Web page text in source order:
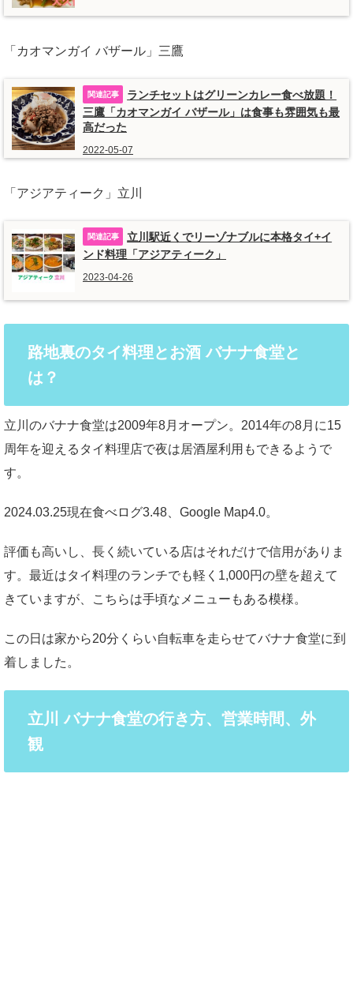
「カオマンガイ バザール」三鷹
ランチセットはグリーンカレー食べ放題！
三鷹「カオマンガイ バザール」は食事も雰囲気も最
高だった
2022-05-07
「アジアティーク」立川
立川駅近くでリーゾナブルに本格タイ+イ
ンド料理「アジアティーク」
2023-04-26
路地裏のタイ料理とお酒 バナナ食堂と
は？
立川のバナナ食堂は2009年8月オープン。2014年の8月に15
周年を迎えるタイ料理店で夜は居酒屋利用もできるようで
す。
2024.03.25現在食べログ3.48、Google Map4.0。
評価も高いし、長く続いている店はそれだけで信用がありま
す。最近はタイ料理のランチでも軽く1,000円の壁を超えて
きていますが、こちらは手頃なメニューもある模様。
この日は家から20分くらい自転車を走らせてバナナ食堂に到
着しました。
立川 バナナ食堂の行き方、営業時間、外
観